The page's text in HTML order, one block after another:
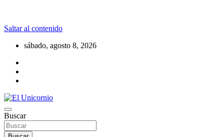
Saltar al contenido
sábado, agosto 8, 2026
El Unicornio
La realidad supera la fantasía
Buscar